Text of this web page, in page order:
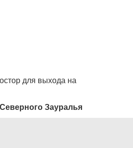
для выхода на
Зауралья